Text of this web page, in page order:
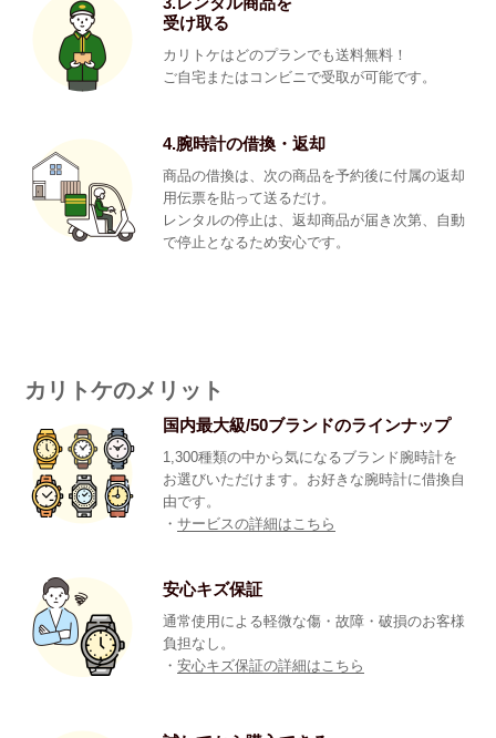
受け取る
カリトケはどのプランでも送料無料！
ご自宅またはコンビニで受取が可能です。
4.腕時計の借換・返却
商品の借換は、次の商品を予約後に付属の返却
用伝票を貼って送るだけ。
レンタルの停止は、返却商品が届き次第、自動
で停止となるため安心です。
カリトケのメリット
国内最大級/50ブランドのラインナップ
1,300種類の中から気になるブランド腕時計を
お選びいただけます。お好きな腕時計に借換自
由です。
・サービスの詳細はこちら
安心キズ保証
通常使用による軽微な傷・故障・破損のお客様
負担なし。
・安心キズ保証の詳細はこちら